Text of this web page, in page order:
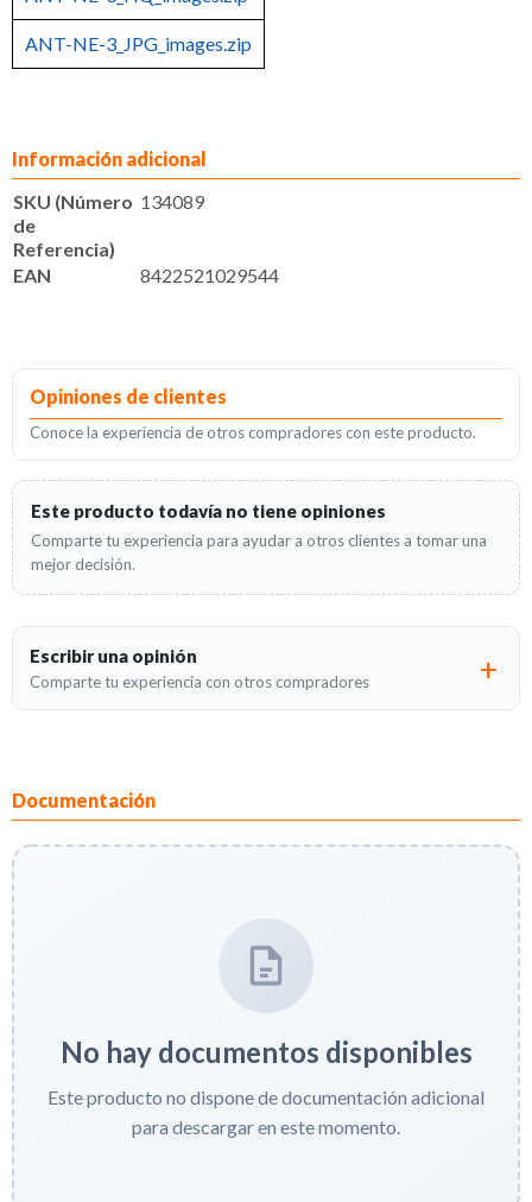
ANT-NE-3_JPG_images.zip
Información adicional
SKU (Número
de
Referencia)
134089
EAN 8422521029544
Opiniones de clientes
Conoce la experiencia de otros compradores con este producto.
Este producto todavía no tiene opiniones
Comparte tu experiencia para ayudar a otros clientes a tomar una
mejor decisión.
Escribir una opinión
Comparte tu experiencia con otros compradores
Documentación
No hay documentos disponibles
Este producto no dispone de documentación adicional
para descargar en este momento.